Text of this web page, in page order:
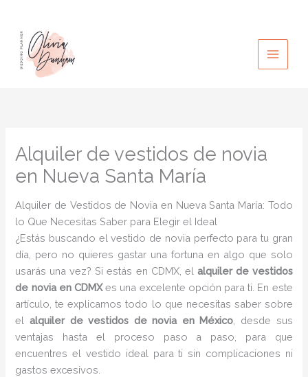
contenido
Alquiler de vestidos de novia
en Nueva Santa María
Alquiler de Vestidos de Novia en Nueva Santa María: Todo
lo Que Necesitas Saber para Elegir el Ideal
¿Estás buscando el vestido de novia perfecto para tu gran
día, pero no quieres gastar una fortuna en algo que solo
usarás una vez? Si estás en CDMX, el alquiler de vestidos
de novia en CDMXes una excelente opción para ti. En este
artículo, te explicamos todo lo que necesitas saber sobre
elalquiler de vestidos de novia en México , desde sus
ventajas hasta el proceso paso a paso, para que
encuentres el vestido ideal para ti sin complicaciones ni
gastos excesivos.